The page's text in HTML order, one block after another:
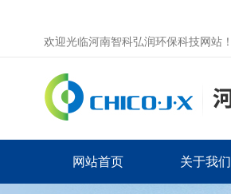
欢迎光临河南智科弘润环保科技网站！
网站首页 关于我们